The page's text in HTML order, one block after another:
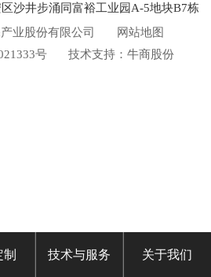
沙井步涌同富裕工业园A-5地块B7栋
业股份有限公司
网站地图
号 技术支持：牛商股份
制 技术与服务 关于我们